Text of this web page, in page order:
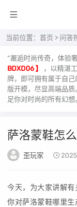
当前位置： 首页 > 问答
“邂逅时尚传奇，体验
BDXD06 】
，以精湛
牌，即可拥有属于自
版开模，尽显高端品
足你对时尚的所有幻
萨洛蒙鞋怎
歪玩家
今天，为大家讲解
你对萨洛蒙鞋哪里